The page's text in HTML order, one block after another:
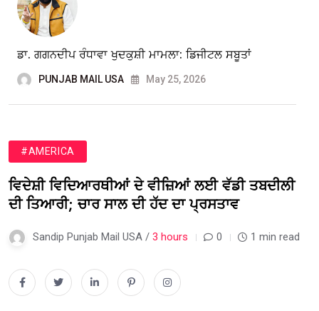
ਡਾ. ਗਗਨਦੀਪ ਰੰਧਾਵਾ ਖੁਦਕੁਸ਼ੀ ਮਾਮਲਾ: ਡਿਜੀਟਲ ਸਬੂਤਾਂ
PUNJAB MAIL USA May 25, 2026
#AMERICA
ਵਿਦੇਸ਼ੀ ਵਿਦਿਆਰਥੀਆਂ ਦੇ ਵੀਜ਼ਿਆਂ ਲਈ ਵੱਡੀ ਤਬਦੀਲੀ
ਦੀ ਤਿਆਰੀ; ਚਾਰ ਸਾਲ ਦੀ ਹੱਦ ਦਾ ਪ੍ਰਸਤਾਵ
Sandip Punjab Mail USA / 3 hours 0 1 min read